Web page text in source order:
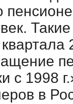
с 1998
в